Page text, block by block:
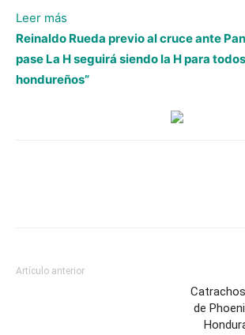
Leer más
Honduras
jugaría
ante
Reinaldo Rueda previo al cruce ante
pase La H seguirá siendo la H para
hondureños”
Artículo anterior
de